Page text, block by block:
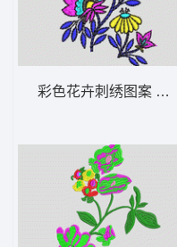
彩色花卉刺绣图案 靓花